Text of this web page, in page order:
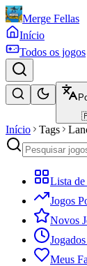
Merge Fellas
Início
Todos os jogos
Início Tags
Lista de
Jogos
Novos
Meus